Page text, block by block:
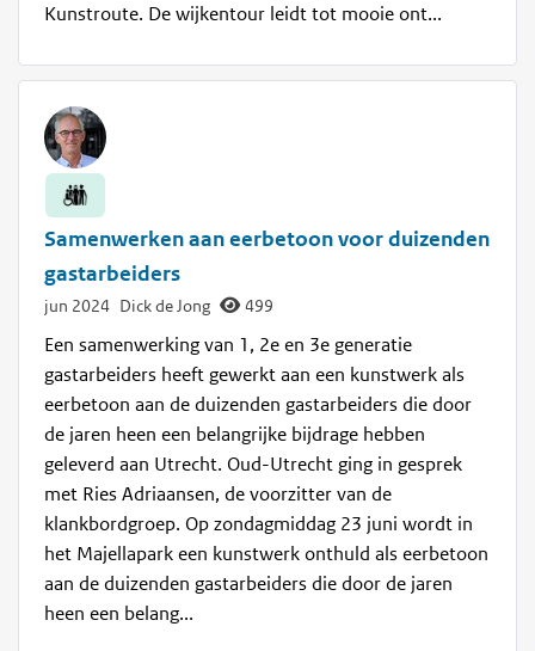
Kunstroute. De wijkentour leidt tot mooie ont...
Samenwerken aan eerbetoon voor duizenden
gastarbeiders
jun 2024 Dick de Jong 499
Een samenwerking van 1, 2e en 3e generatie
gastarbeiders heeft gewerkt aan een kunstwerk als
eerbetoon aan de duizenden gastarbeiders die door
de jaren heen een belangrijke bijdrage hebben
geleverd aan Utrecht. Oud-Utrecht ging in gesprek
met Ries Adriaansen, de voorzitter van de
klankbordgroep. Op zondagmiddag 23 juni wordt in
het Majellapark een kunstwerk onthuld als eerbetoon
aan de duizenden gastarbeiders die door de jaren
heen een belang...